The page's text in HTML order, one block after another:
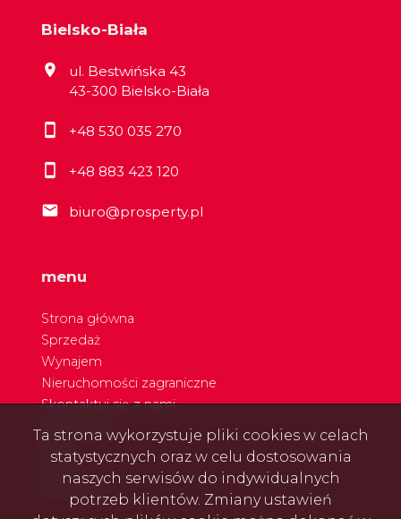
Bielsko-Biała
ul. Bestwińska 43
43-300 Bielsko-Biała
+48 530 035 270
+48 883 423 120
biuro@prosperty.pl
menu
Strona główna
Sprzedaż
Wynajem
Nieruchomości zagraniczne
Skontaktuj się z nami
Rodo
Referencje
Ta strona wykorzystuje pliki cookies w celach
statystycznych oraz w celu dostosowania
naszych serwisów do indywidualnych
potrzeb klientów. Zmiany ustawień